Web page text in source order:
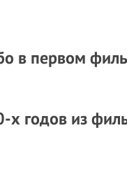
в первом
х годов из